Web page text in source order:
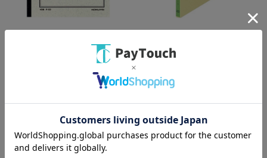
ノート式帳簿A5仕入帳 チ-53
バリエーション：なし
3色ルーズリーフ●金銭出納帳
￥1,408
バリエーション：なし